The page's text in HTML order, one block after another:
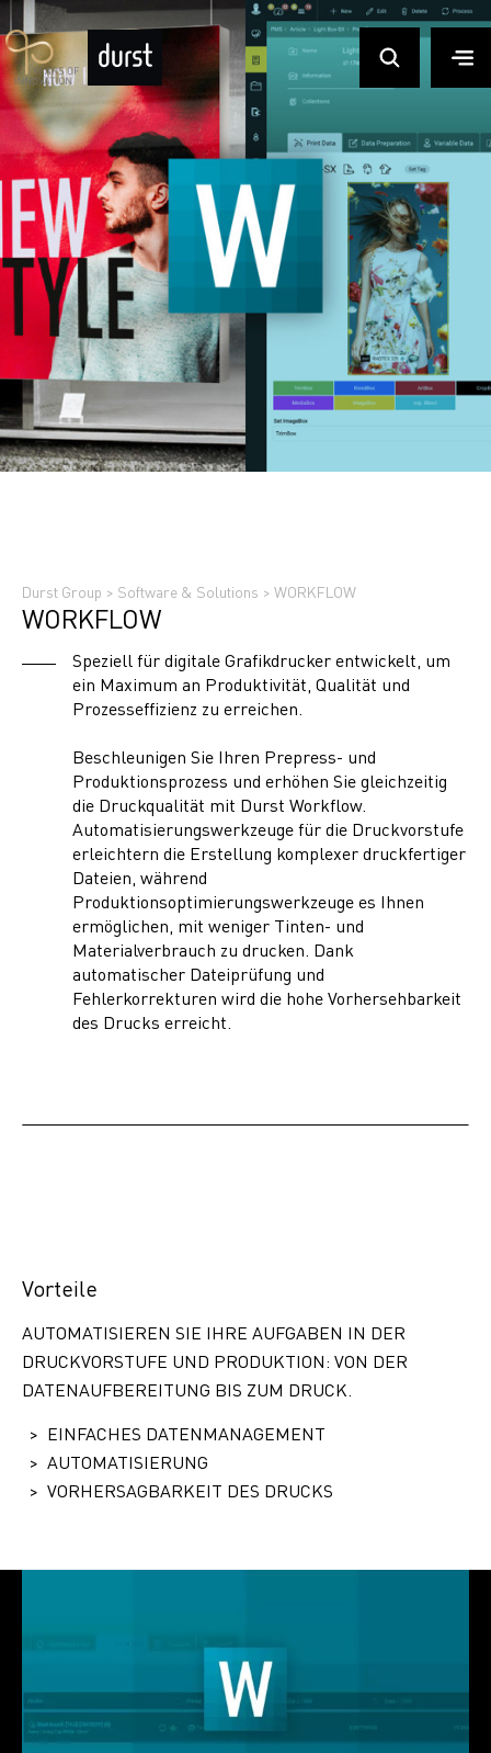
Durst Group > Software & Solutions > WORKFLOW
WORKFLOW
Speziell für digitale Grafikdrucker entwickelt, um
ein Maximum an Produktivität, Qualität und
Prozesseffizienz zu erreichen.
Beschleunigen Sie Ihren Prepress- und
Produktionsprozess und erhöhen Sie gleichzeitig
die Druckqualität mit Durst Workflow.
Automatisierungswerkzeuge für die Druckvorstufe
erleichtern die Erstellung komplexer druckfertiger
Dateien, während
Produktionsoptimierungswerkzeuge es Ihnen
ermöglichen, mit weniger Tinten- und
Materialverbrauch zu drucken. Dank
automatischer Dateiprüfung und
Fehlerkorrekturen wird die hohe Vorhersehbarkeit
des Drucks erreicht.
Vorteile
AUTOMATISIEREN SIE IHRE AUFGABEN IN DER
DRUCKVORSTUFE UND PRODUKTION: VON DER
DATENAUFBEREITUNG BIS ZUM DRUCK.
EINFACHES DATENMANAGEMENT
AUTOMATISIERUNG
VORHERSAGBARKEIT DES DRUCKS